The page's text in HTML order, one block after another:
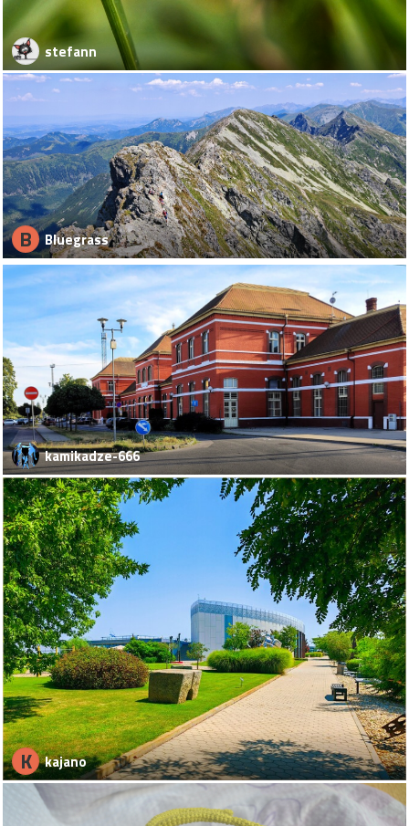
stefann
B Bluegrass
kamikadze-666
K kajano